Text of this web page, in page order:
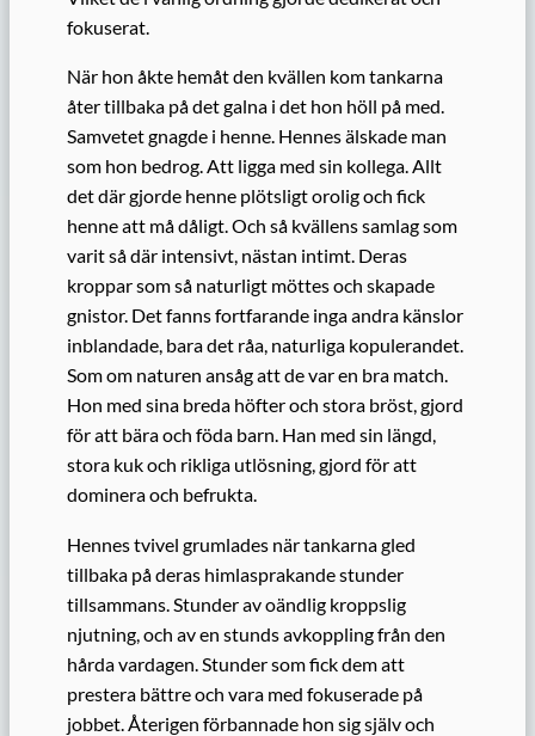
fokuserat.
När hon åkte hemåt den kvällen kom tankarna
åter tillbaka på det galna i det hon höll på med.
Samvetet gnagde i henne. Hennes älskade man
som hon bedrog. Att ligga med sin kollega. Allt
det där gjorde henne plötsligt orolig och fick
henne att må dåligt. Och så kvällens samlag som
varit så där intensivt, nästan intimt. Deras
kroppar som så naturligt möttes och skapade
gnistor. Det fanns fortfarande inga andra känslor
inblandade, bara det råa, naturliga kopulerandet.
Som om naturen ansåg att de var en bra match.
Hon med sina breda höfter och stora bröst, gjord
för att bära och föda barn. Han med sin längd,
stora kuk och rikliga utlösning, gjord för att
dominera och befrukta.
Hennes tvivel grumlades när tankarna gled
tillbaka på deras himlasprakande stunder
tillsammans. Stunder av oändlig kroppslig
njutning, och av en stunds avkoppling från den
hårda vardagen. Stunder som fick dem att
prestera bättre och vara med fokuserade på
jobbet. Återigen förbannade hon sig själv och